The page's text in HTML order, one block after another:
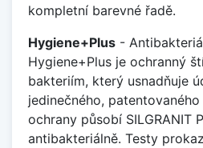
kompletní barevné řadě.
Hygiene+Plus -
Hygiene+Plus je ochranný
bakteriím, který usnadňuje
jedinečného,
ochrany působí SILGRANIT
antibakteriálně. Testy